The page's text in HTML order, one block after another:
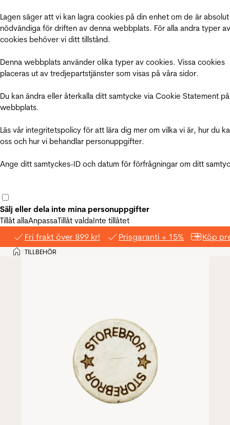
Lagen säger att vi kan lagra cookies på din enhet om de är absolut
nödvändiga för driften av denna webbplats. För alla andra typer av
cookies behöver vi ditt tillstånd.
Denna webbplats använder olika typer av cookies. Vissa cookies
placeras ut av tredjepartstjänster som visas på våra sidor.
Du kan ändra eller återkalla ditt samtycke via Cookie Statement
webbplats.
Läs vår integritetspolicy för att lära dig mer om vilka vi är, hur du
oss och hur vi behandlar personuppgifter.
Ange ditt samtyckes-ID och datum för förfrågningar om ditt
Sälj eller dela inte mina personuppgifter
Tillåt allaAnpassaTillåt valdaInte tillåtet
Fri frakt över 899 kr! Prisgaranti + 15% Köp
Hem
>TILLBEHÖR